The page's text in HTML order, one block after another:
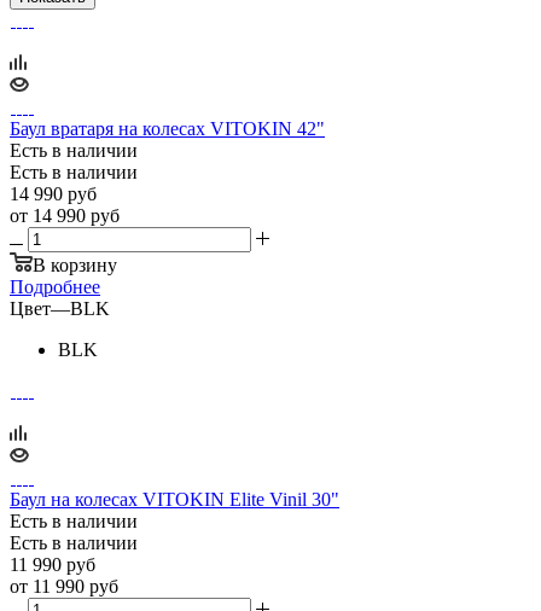
Баул вратаря на колесах VITOKIN 42"
Есть в наличии
Есть в наличии
14 990 руб
от 14 990 руб
В корзину
Подробнее
Цвет—BLK
BLK
Баул на колесах VITOKIN Elite Vinil 30"
Есть в наличии
Есть в наличии
11 990 руб
от 11 990 руб